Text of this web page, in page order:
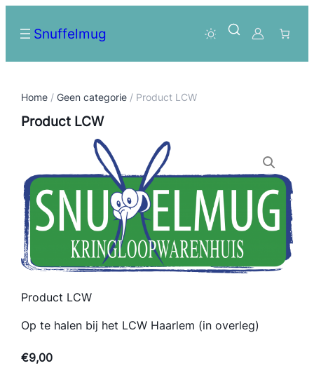
Snuffelmug
Home /Geen categorie / Product LCW
Product LCW
Product LCW
Op te halen bij het LCW Haarlem (in overleg)
€9,00